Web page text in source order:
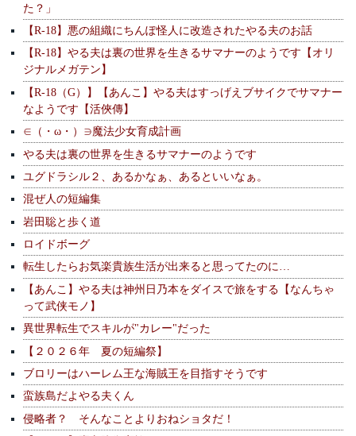
た？」
【R-18】悪の組織にちんぽ怪人に改造されたやる夫のお話
【R-18】やる夫は裏の世界を生きるサマナーのようです【オリ
ジナルメガテン】
【R-18（G）】【あんこ】やる夫はすっげえブサイクでサマナー
なようです【活俠傳】
∈（・ω・）∋魔法少女育成計画
やる夫は裏の世界を生きるサマナーのようです
ユグドラシル２、あるかなぁ、あるといいなぁ。
混ぜ人の短編集
岩田聡と歩く道
ロイドボーグ
転生したらお気楽貴族生活が出来ると思ってたのに…
【あんこ】やる夫は神州日乃本をダイスで旅をする【なんちゃ
って武侠モノ】
異世界転生でスキルが"カレー"だった
【２０２６年 夏の短編祭】
ブロリーはハーレム王な海賊王を目指すそうです
蛮族島だよやる夫くん
侵略者？ そんなことよりおねショタだ！